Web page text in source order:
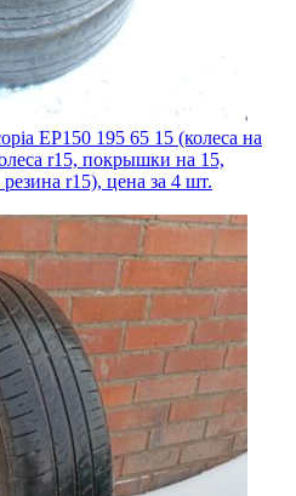
EP150 195 65 15 (колеса на
r15, покрышки на 15,
r15), цена за 4 шт.